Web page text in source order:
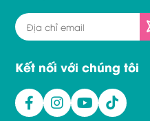
Kết nối với chúng tôi